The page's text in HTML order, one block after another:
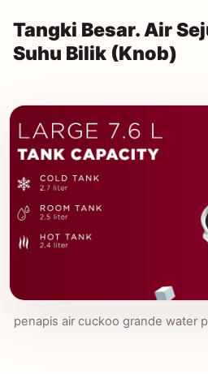
Tangki Besar. Air
Suhu Bilik (Knob)
penapis air cuckoo grande water